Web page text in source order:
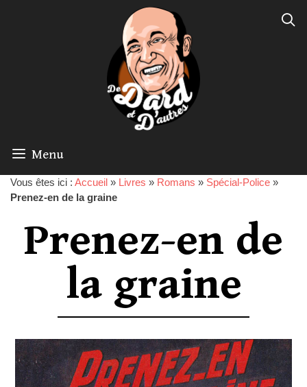
Menu
Vous êtes ici : Accueil » Livres » Romans » Spécial-Police »
Prenez-en de la graine
Prenez-en de
la graine